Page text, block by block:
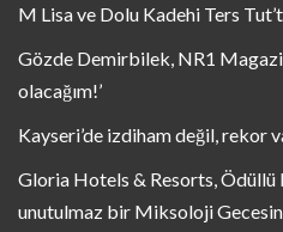
M Lisa ve Dolu Kadehi Ters
Gözde Demirbilek, NR1
olacağım!’
Kayseri’de izdiham değil, rekor
Gloria Hotels & Resorts, Ödüllü
unutulmaz bir Miksoloji